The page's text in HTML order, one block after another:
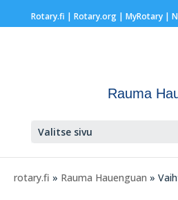
Rotary.fi | Rotary.org| MyRotary |
Rauma
Valitse sivu
rotary.fi » Rauma Hauenguan »